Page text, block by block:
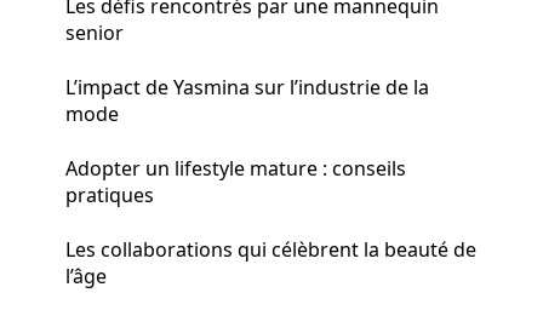
Les défis rencontrés par une mannequin
senior
L’impact de Yasmina sur l’industrie de la
mode
Adopter un lifestyle mature : conseils
pratiques
Les collaborations qui célèbrent la beauté de
l’âge